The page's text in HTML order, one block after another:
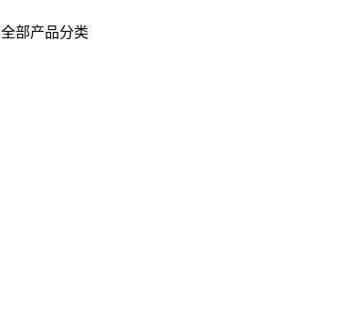
全部产品分类